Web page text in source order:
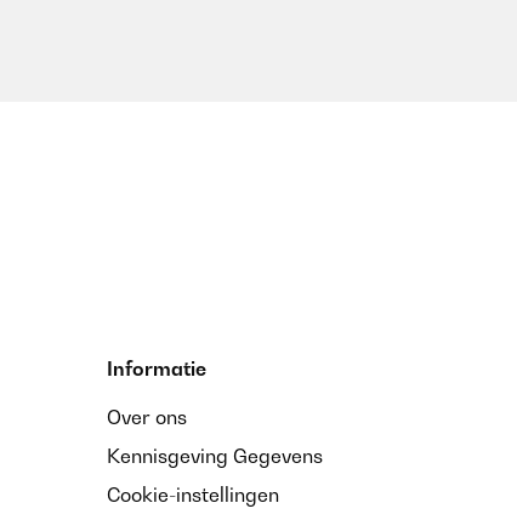
Informatie
Over ons
Kennisgeving Gegevens
Cookie-instellingen